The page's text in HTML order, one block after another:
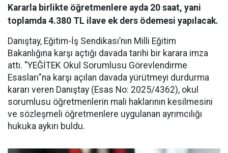
Kararla birlikte öğretmenlere ayda 20 saat, yani
toplamda 4.380 TL ilave ek ders ödemesi yapılacak.
Danıştay, Eğitim-İş Sendikası’nın Milli Eğitim
Bakanlığına karşı açtığı davada tarihi bir karara imza
attı. "YEĞİTEK Okul Sorumlusu Görevlendirme
Esasları"na karşı açılan davada yürütmeyi durdurma
kararı veren Danıştay (Esas No: 2025/4362), okul
sorumlusu öğretmenlerin mali haklarının kesilmesini
ve sözleşmeli öğretmenlere uygulanan ayrımcılığı
hukuka aykırı buldu.